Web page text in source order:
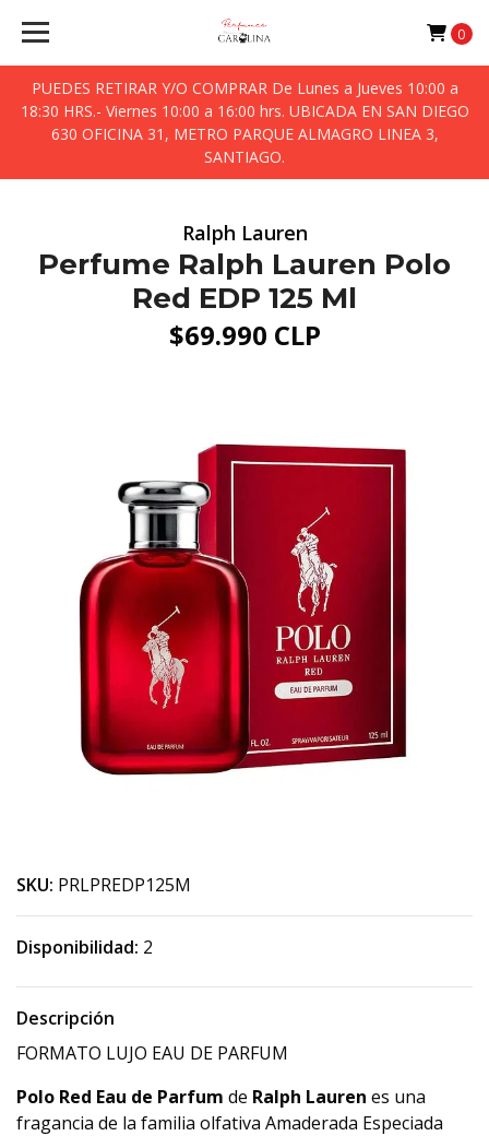
PUEDES RETIRAR Y/O COMPRAR De Lunes a Jueves 10:00 a
18:30 HRS.- Viernes 10:00 a 16:00 hrs. UBICADA EN SAN DIEGO
630 OFICINA 31, METRO PARQUE ALMAGRO LINEA 3,
SANTIAGO.
0
Ralph Lauren
Perfume Ralph Lauren Polo
Red EDP 125 Ml
$69.990 CLP
SKU: PRLPREDP125M
Disponibilidad: 2
Descripción
FORMATO LUJO EAU DE PARFUM
Polo Red Eau de Parfum de Ralph Lauren es una
fragancia de la familia olfativa Amaderada Especiada